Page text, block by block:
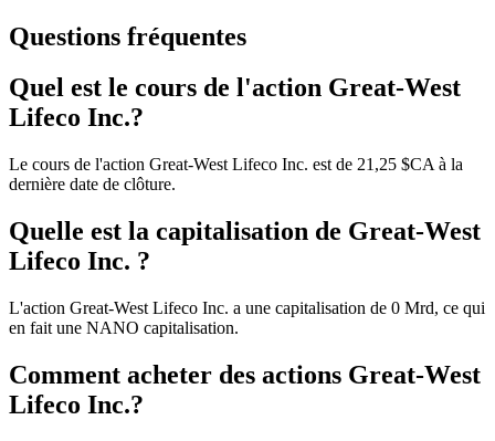
Questions fréquentes
Quel est le cours de l'action Great-West
Lifeco Inc.?
Le cours de l'action Great-West Lifeco Inc. est de 21,25 $CA à la
dernière date de clôture.
Quelle est la capitalisation de Great-West
Lifeco Inc. ?
L'action Great-West Lifeco Inc. a une capitalisation de 0 Mrd, ce qui
en fait une NANO capitalisation.
Comment acheter des actions Great-West
Lifeco Inc.?